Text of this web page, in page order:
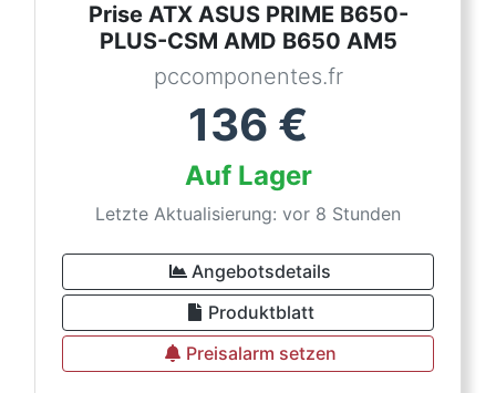
Prise ATX ASUS PRIME B650-
PLUS-CSM AMD B650 AM5
pccomponentes.fr
136 €
Auf Lager
Letzte Aktualisierung: vor 8 Stunden
Angebotsdetails
Produktblatt
Preisalarm setzen